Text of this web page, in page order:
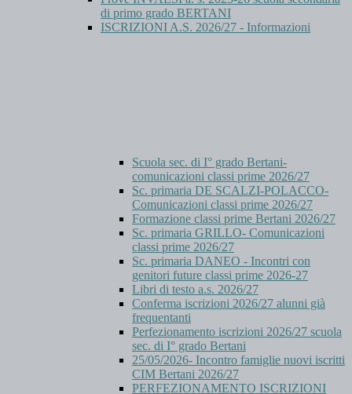
di primo grado BERTANI
ISCRIZIONI A.S. 2026/27 - Informazioni
Scuola sec. di I° grado Bertani-
comunicazioni classi prime 2026/27
Sc. primaria DE SCALZI-POLACCO-
Comunicazioni classi prime 2026/27
Formazione classi prime Bertani 2026/27
Sc. primaria GRILLO- Comunicazioni
classi prime 2026/27
Sc. primaria DANEO - Incontri con
genitori future classi prime 2026-27
Libri di testo a.s. 2026/27
Conferma iscrizioni 2026/27 alunni già
frequentanti
Perfezionamento iscrizioni 2026/27 scuola
sec. di I° grado Bertani
25/05/2026- Incontro famiglie nuovi iscritti
CIM Bertani 2026/27
PERFEZIONAMENTO ISCRIZIONI